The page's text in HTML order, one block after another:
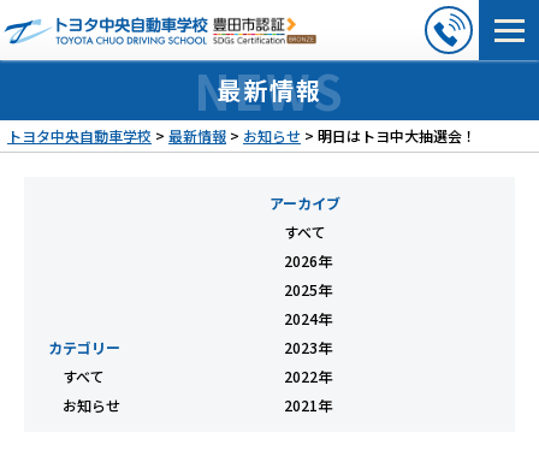
最新情報
トヨタ中央自動車学校 > 最新情報 > お知らせ > 明日はトヨ中大抽選会！
カテゴリー
すべて
お知らせ
アーカイブ
すべて
2026年
2025年
2024年
2023年
2022年
2021年